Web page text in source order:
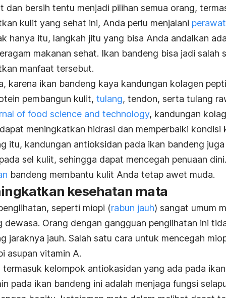
dan bersih tentu menjadi pilihan semua orang,
kulit yang sehat ini, Anda perlu menjalani
hanya itu, langkah jitu yang bisa Anda andalkan
makanan sehat. Ikan bandeng bisa jadi salah
manfaat tersebut.
karena ikan bandeng kaya kandungan kolagen
pembangun kulit, tulang, tendon, serta tulang
of food science and technology, kandungan
meningkatkan hidrasi dan memperbaiki kondisi
itu, kandungan antioksidan pada ikan bandeng
sel kulit, sehingga dapat mencegah penuaan
bandeng membantu kulit Anda tetap awet muda.
kesehatan mata
seperti miopi (rabun jauh) sangat umum
dewasa. Orang dengan gangguan penglihatan ini
jaraknya jauh. Salah satu cara untuk mencegah
asupan vitamin A.
termasuk kelompok antiokasidan yang ada pada
pada ikan bandeng ini adalah menjaga fungsi